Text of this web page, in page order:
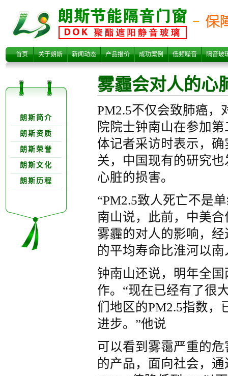
雾霾会对人的心
肺有什么损害？
首页 关于朗斯 新闻动态 产品报价 成功案例 低频噪音 隔音玻
雾霾会对人的心
PM2.5不仅会致肺癌，
院院士钟南山在参加
体记者采访时表示，
关，中国现有的研究也
心脏的损害。
“PM2.5致人死亡不是
南山说，此前，中美
雾霾的对人的影响，经
的平均寿命比淮河以
钟南山还说，明年全
作。“现在已经有了很
们地区的PM2.5指数，
进步。”他说
可以看到雾霭严重的危
的产品，面向社会，
朗斯简介
朗斯资质
朗斯荣誉
朗斯文化
朗斯历程